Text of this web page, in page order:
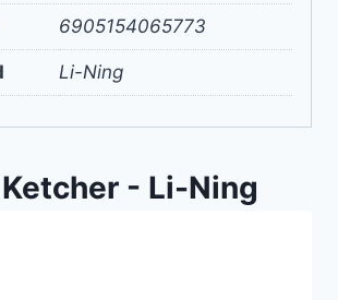
6905154065773
Li-Ning
- Li-Ning